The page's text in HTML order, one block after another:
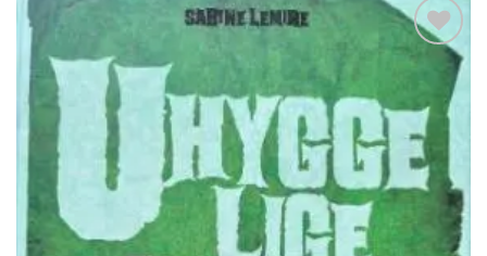
Tilføj
favorit